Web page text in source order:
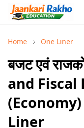
Home One Liner
बजट एवं
and Fiscal
Liner